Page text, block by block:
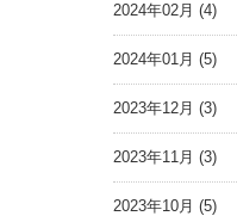
2024年02月 (4)
2024年01月 (5)
2023年12月 (3)
2023年11月 (3)
2023年10月 (5)